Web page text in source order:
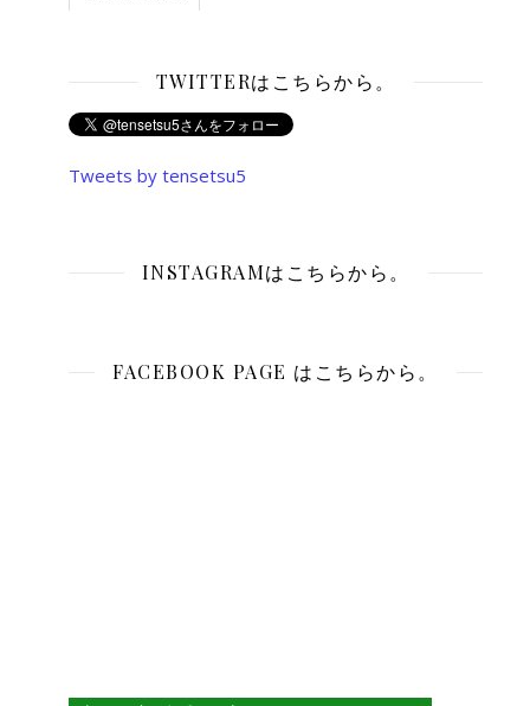
TWITTERはこちらから。
Tweets by tensetsu5
INSTAGRAMはこちらから。
FACEBOOK PAGE はこちらから。